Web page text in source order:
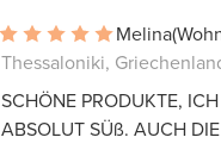
Melina
Thessaloniki,
SCHÖNE PRODUKTE,
ABSOLUT SÜß. AUCH